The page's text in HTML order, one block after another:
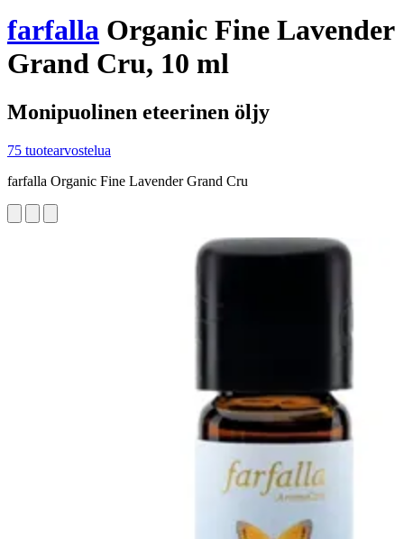
farfalla Organic Fine Lavender
Grand Cru, 10 ml
Monipuolinen eteerinen öljy
75 tuotearvostelua
farfalla Organic Fine Lavender Grand Cru